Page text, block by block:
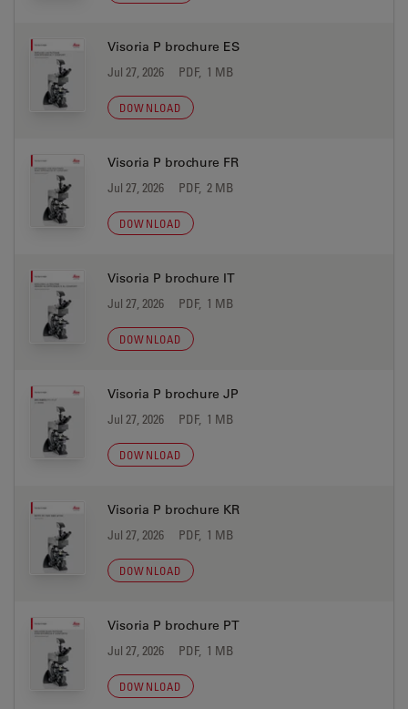
Visoria P brochure ES
Jul 27, 2026 PDF, 1 MB
DOWNLOAD
Visoria P brochure FR
Jul 27, 2026 PDF, 2 MB
DOWNLOAD
Visoria P brochure IT
Jul 27, 2026 PDF, 1 MB
DOWNLOAD
Visoria P brochure JP
Jul 27, 2026 PDF, 1 MB
DOWNLOAD
Visoria P brochure KR
Jul 27, 2026 PDF, 1 MB
DOWNLOAD
Visoria P brochure PT
Jul 27, 2026 PDF, 1 MB
DOWNLOAD